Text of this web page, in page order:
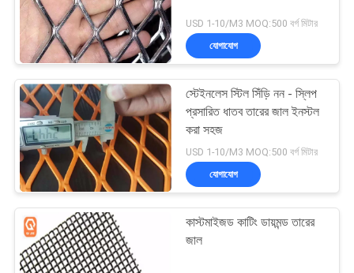
USD 1-10/M3 MOQ:500 বর্গ মিটার
যোগাযোগ
স্টেইনলেস স্টিল সিঁড়ি নন - স্লিপ
প্রসারিত ধাতব তারের জাল ইনস্টল
করা সহজ
USD 1-10/M3 MOQ:500 বর্গ মিটার
যোগাযোগ
কাস্টমাইজড কাটিং ডায়মন্ড তারের
জাল